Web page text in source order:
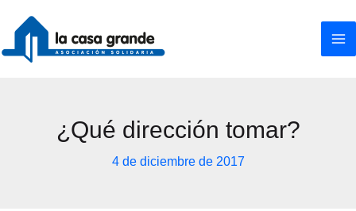
contenido
¿Qué dirección tomar?
4 de diciembre de 2017